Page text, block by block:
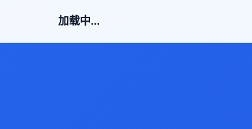
加载中...